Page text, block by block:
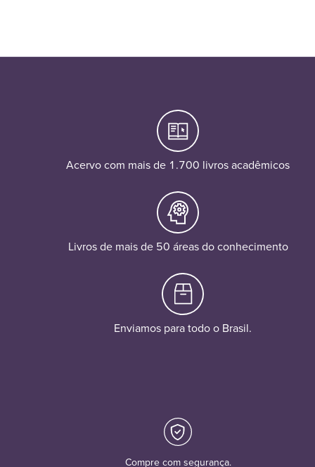
Acervo com mais de 1.700 livros acadêmicos
Livros de mais de 50 áreas do conhecimento
Enviamos para todo o Brasil.
Compre com segurança.